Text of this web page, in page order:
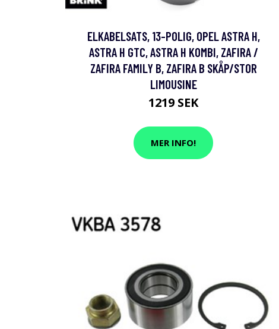
ELKABELSATS, 13-POLIG, OPEL ASTRA H,
ASTRA H GTC, ASTRA H KOMBI, ZAFIRA /
ZAFIRA FAMILY B, ZAFIRA B SKÅP/STOR
LIMOUSINE
1219 SEK
MER INFO!